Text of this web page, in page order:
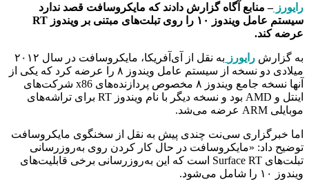
رایورز– منابع آگاه گزارش دادند که مایکروسافت قصد ندارد
سیستم عامل ویندوز ۱۰ را روی تبلت‌های مبتنی بر ویندوز RT
عرضه کند.
به گزارش رایورز
به نقل از آی‌آفریکا، مایکروسافت در سال ۲۰۱۲
میلادی دو نسخه از سیستم عامل ویندوز ۸ را عرضه کرد که یکی از
آنها نسخه جامع ویندوز ۸ مخصوص پردازنده‌های x86 شرکت‌های
اینتل و AMD بود و نسخه دیگر با نام ویندوز RT برای تراشه‌های
موبایلی ARM عرضه می‌شد.
اما خبرگزاری سی‌نت چندی پیش به نقل از سخنگوی مایکروسافت
توضیح داد: «مایکروسافت در حال کار کردن روی به‌روزرسانی
تبلت‌های Surface RT است که این به‌روزرسانی برخی قابلیت‌های
ویندوز ۱۰ را شامل می‌شود.